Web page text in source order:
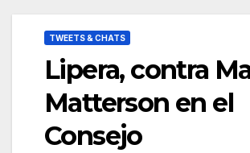
TWEETS & CHATS
Lipera, contra
Matterson en el
Consejo